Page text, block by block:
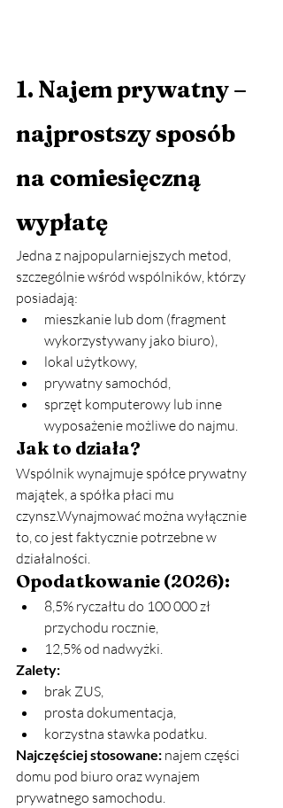
1. Najem prywatny –
najprostszy sposób
na comiesięczną
wypłatę
Jedna z najpopularniejszych metod,
szczególnie wśród wspólników, którzy
posiadają:
mieszkanie lub dom (fragment
wykorzystywany jako biuro),
lokal użytkowy,
prywatny samochód,
sprzęt komputerowy lub inne
wyposażenie możliwe do najmu.
Jak to działa?
Wspólnik wynajmuje spółce prywatny
majątek, a spółka płaci mu
czynsz.Wynajmować można wyłącznie
to, co jest faktycznie potrzebne w
działalności.
Opodatkowanie (2026):
8,5% ryczałtu do 100 000 zł
przychodu rocznie,
12,5% od nadwyżki.
Zalety:
brak ZUS,
prosta dokumentacja,
korzystna stawka podatku.
Najczęściej stosowane: najem części
domu pod biuro oraz wynajem
prywatnego samochodu.